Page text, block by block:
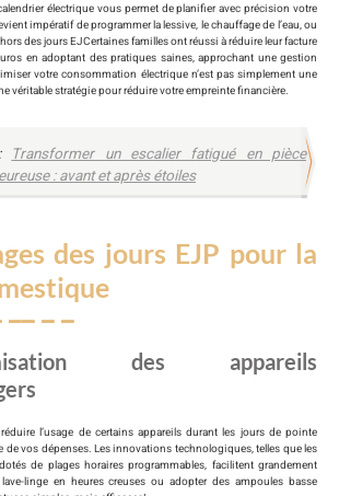
électrique vous permet de planifier avec précision votre
impératif de programmer la lessive, le chauffage de l’eau, ou
des jours EJCertaines familles ont réussi à réduire leur facture
en adoptant des pratiques saines, approchant une gestion
votre consommation électrique n’est pas simplement une
véritable stratégie pour réduire votre empreinte financière.
:Transformer un escalier fatigué en pièce
: avant et après étoiles
des jours EJP pour la
des appareils
l’usage de certains appareils durant les jours de pointe
de vos dépenses. Les innovations technologiques, telles que les
de plages horaires programmables, facilitent grandement
linge en heures creuses ou adopter des ampoules basse